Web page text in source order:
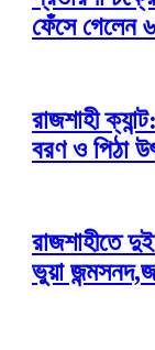
ফেঁসে গেলেন
রাজশাহী
বরণ ও পিঠা
রাজশাহীতে
ভুয়া